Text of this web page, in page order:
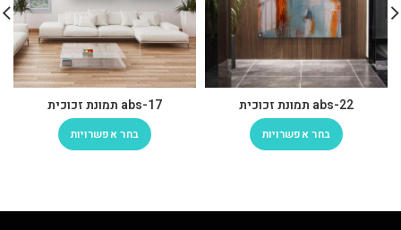
abs-22 תמונת זכוכית
בחר אפשרויות
abs-17 תמונת זכוכית
בחר אפשרויות